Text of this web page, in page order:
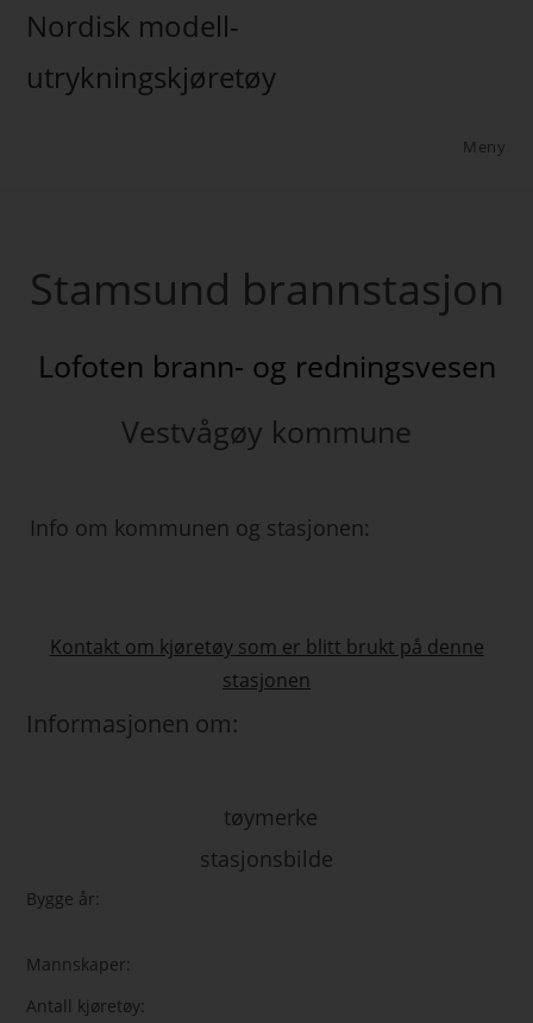
Nordisk modell-
utrykningskjøretøy
Meny
Stamsund brannstasjon
Lofoten brann- og redningsvesen
Vestvågøy kommune
Info om kommunen og stasjonen:
Kontakt om kjøretøy som er blitt brukt på denne
stasjonen
Informasjonen om:
tøymerke
stasjonsbilde
Bygge år:
Mannskaper:
Antall kjøretøy: